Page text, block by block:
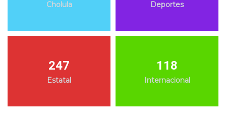
Cholula Deportes
247
Estatal
118
Internacional